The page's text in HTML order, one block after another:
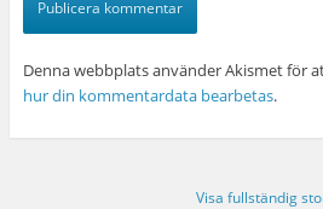
Denna webbplats använder Akismet för
hur din kommentardata bearbetas.
Visa fullständig